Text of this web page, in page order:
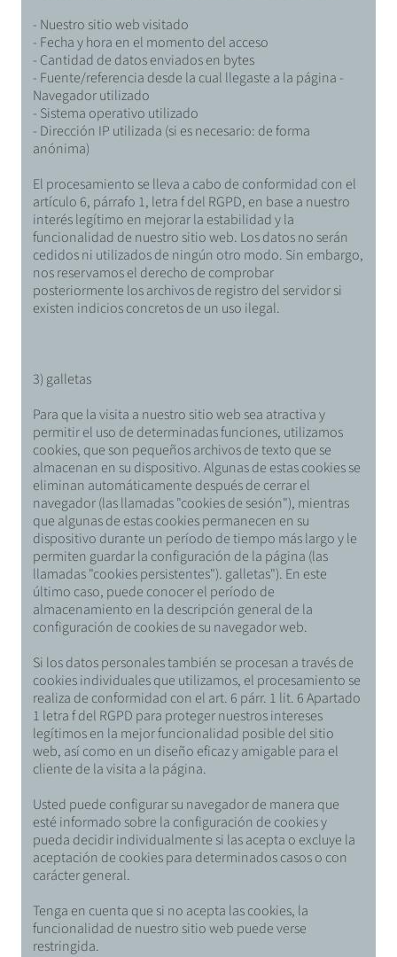
- Nuestro sitio web visitado
- Fecha y hora en el momento del acceso
- Cantidad de datos enviados en bytes
- Fuente/referencia desde la cual llegaste a la página -
Navegador utilizado
- Sistema operativo utilizado
- Dirección IP utilizada (si es necesario: de forma
anónima)
El procesamiento se lleva a cabo de conformidad con el
artículo 6, párrafo 1, letra f del RGPD, en base a nuestro
interés legítimo en mejorar la estabilidad y la
funcionalidad de nuestro sitio web. Los datos no serán
cedidos ni utilizados de ningún otro modo. Sin embargo,
nos reservamos el derecho de comprobar
posteriormente los archivos de registro del servidor si
existen indicios concretos de un uso ilegal.
3) galletas
Para que la visita a nuestro sitio web sea atractiva y
permitir el uso de determinadas funciones, utilizamos
cookies, que son pequeños archivos de texto que se
almacenan en su dispositivo. Algunas de estas cookies se
eliminan automáticamente después de cerrar el
navegador (las llamadas "cookies de sesión"), mientras
que algunas de estas cookies permanecen en su
dispositivo durante un período de tiempo más largo y le
permiten guardar la configuración de la página (las
llamadas "cookies persistentes"). galletas"). En este
último caso, puede conocer el período de
almacenamiento en la descripción general de la
configuración de cookies de su navegador web.
Si los datos personales también se procesan a través de
cookies individuales que utilizamos, el procesamiento se
realiza de conformidad con el art. 6 párr. 1 lit. 6 Apartado
1 letra f del RGPD para proteger nuestros intereses
legítimos en la mejor funcionalidad posible del sitio
web, así como en un diseño eficaz y amigable para el
cliente de la visita a la página.
Usted puede configurar su navegador de manera que
esté informado sobre la configuración de cookies y
pueda decidir individualmente si las acepta o excluye la
aceptación de cookies para determinados casos o con
carácter general.
Tenga en cuenta que si no acepta las cookies, la
funcionalidad de nuestro sitio web puede verse
restringida.